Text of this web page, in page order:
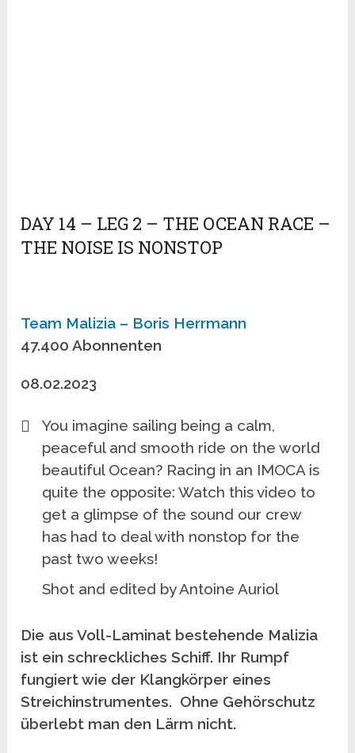
DAY 14 – LEG 2 – THE OCEAN RACE –
THE NOISE IS NONSTOP
Team Malizia – Boris Herrmann
47.400 Abonnenten
08.02.2023
You imagine sailing being a calm,
peaceful and smooth ride on the world
beautiful Ocean? Racing in an IMOCA is
quite the opposite: Watch this video to
get a glimpse of the sound our crew
has had to deal with nonstop for the
past two weeks!
Shot and edited by Antoine Auriol
Die aus Voll-Laminat bestehende Malizia
ist ein schreckliches Schiff. Ihr Rumpf
fungiert wie der Klangkörper eines
Streichinstrumentes. Ohne Gehörschutz
überlebt man den Lärm nicht.